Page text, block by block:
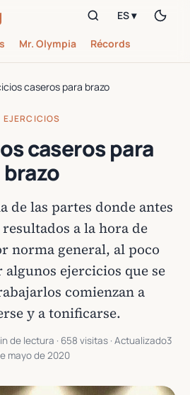
Mr. Olympia Récords
ES ▾
caseros para brazo
EJERCICIOS
caseros para
brazo
de las partes donde antes
a la hora de
norma general, al poco
ejercicios que se
comienzan a
y a tonificarse.
de lectura · 658 visitas · Actualizado3
mayo de 2020